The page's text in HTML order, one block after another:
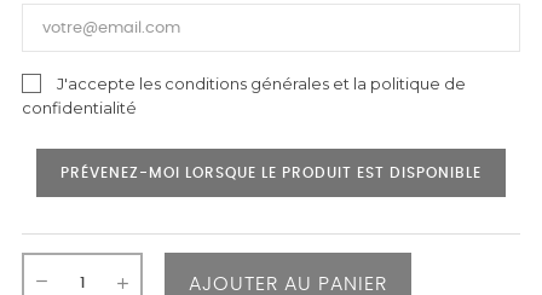
J'accepte les conditions générales et la politique de
confidentialité
PRÉVENEZ-MOI LORSQUE LE PRODUIT EST DISPONIBLE
AJOUTER AU PANIER